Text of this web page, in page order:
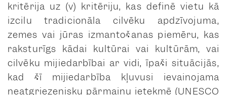
kritērija uz (v) kritēriju, kas definē vietu kā
izcilu tradicionāla cilvēku apdzīvojuma,
zemes vai jūras izmantošanas piemēru, kas
raksturīgs kādai kultūrai vai kultūrām, vai
cilvēku mijiedarbībai ar vidi, īpaši situācijās,
kad šī mijiedarbība kļuvusi ievainojama
neatgriezenisku pārmaiņu ietekmē (UNESCO